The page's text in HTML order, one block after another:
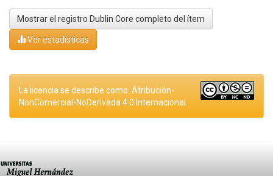
Mostrar el registro Dublin Core completo del ítem
Ver estadísticas
La licencia se describe como: Atribución-
NonComercial-NoDerivada 4.0 Internacional.